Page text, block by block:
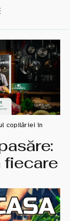
copilăriei în
fiecare